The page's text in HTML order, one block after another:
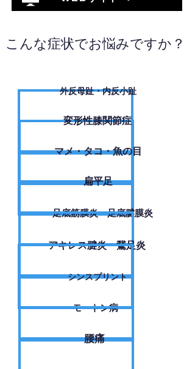
こんな症状でお悩みですか？
外反母趾・内反小趾
変形性膝関節症
​マメ・タコ・魚の目
扁平足
足底筋膜炎・足底腱膜炎
アキレス腱炎・鵞足炎
シンスプリント
モートン病
腰痛